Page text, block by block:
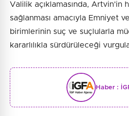
Valilik açıklamasında, Artvin’in
sağlanması amacıyla Emniyet
birimlerinin suç ve suçlularla
kararlılıkla sürdürüleceği
Haber :